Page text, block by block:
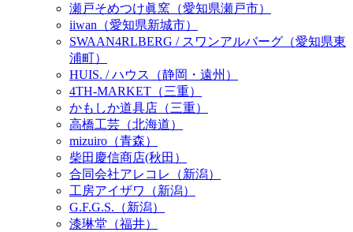
瀬戸そめつけ眞窯（愛知県瀬戸市）
iiwan（愛知県新城市）
SWAAN4RLBERG / スワンアルバーグ（愛知県東
浦町）
HUIS. / ハウス（静岡・遠州）
4TH-MARKET（三重）
かもしか道具店（三重）
高橋工芸（北海道）
mizuiro（青森）
柴田慶信商店(秋田）
合同会社アレコレ（新潟）
工房アイザワ（新潟）
G.F.G.S.（新潟）
漆琳堂（福井）